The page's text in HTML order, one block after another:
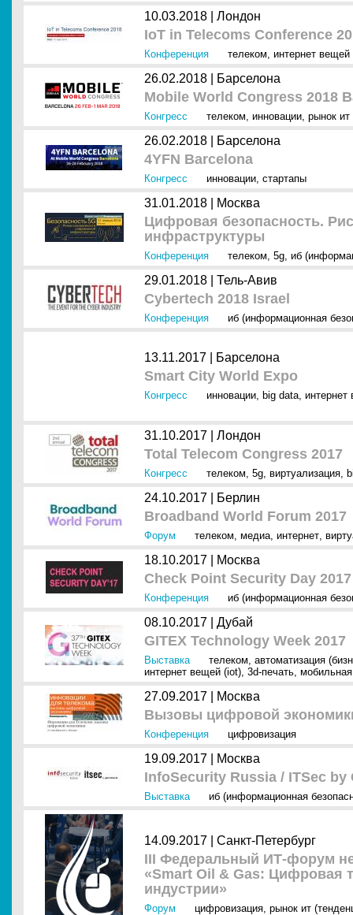
10.03.2018 | Лондон
IoT in Telecoms Conference
Конференция телеком, интернет вещей
26.02.2018 | Барселона
Mobile World Congress 2018
Конгресс телеком, инновации, рынок ит
26.02.2018 | Барселона
4YFN Barcelona
Конгресс инновации, стартапы
31.01.2018 | Москва
Цифровая безопасность.
инфраструктуры
Конференция телеком, 5g, иб
29.01.2018 | Тель-Авив
Cybertech 2018 Israel
Конференция иб (информационная
13.11.2017 | Барселона
Smart City World Expo
Конгресс инновации, big data, интернет
31.10.2017 | Лондон
Total Telecom Congress 2017
Конгресс телеком, 5g, виртуализация,
24.10.2017 | Берлин
Broadband World Forum 2017
Форум телеком, медиа, интернет,
18.10.2017 | Москва
Check Point Security Day 2017
Конференция иб (информационная
08.10.2017 | Дубай
GITEX Technology Week 2017
Выставка телеком, автоматизация
интернет вещей (iot), 3d-печать,
27.09.2017 | Москва
Вызовы цифровой
Конференция цифровизация
19.09.2017 | Москва
InfoSecurity Russia / ITSec by
Выставка иб (информационная
14.09.2017 | Санкт-Петербург
III Федеральный ИТ-форум
«Smart Oil & Gas: Цифровая
индустрии»
Форум цифровизация, рынок ит